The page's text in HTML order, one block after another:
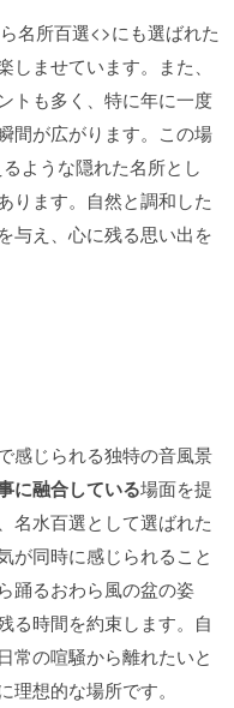
名所百選<>にも選ばれた
ませています。また、
トも多く、特に年に一度
間が広がります。この場
ような隠れた名所とし
ります。自然と調和した
与え、心に残る思い出を
感じられる独特の音風景
に融合している場面を提
名水百選として選ばれた
が同時に感じられること
踊るおわら風の盆の姿
る時間を約束します。自
常の喧騒から離れたいと
想的な場所です。